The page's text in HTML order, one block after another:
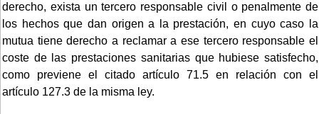
derecho, exista un tercero responsable civil o penalmente de
los hechos que dan origen a la prestación, en cuyo caso la
mutua tiene derecho a reclamar a ese tercero responsable el
coste de las prestaciones sanitarias que hubiese satisfecho,
como previene el citado artículo 71.5 en relación con el
artículo 127.3 de la misma ley.